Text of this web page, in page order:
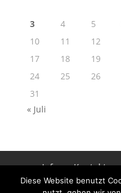
3
4 5
10
11 12
17
18 19
24
25 26
31
« Juli
Info Kontakt
Diese Website benutzt